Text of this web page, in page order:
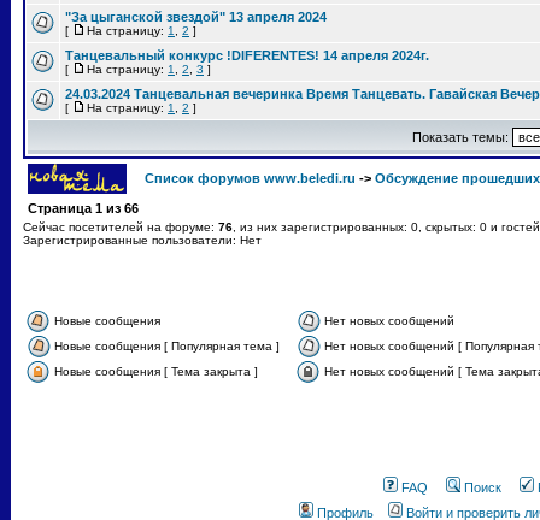
"За цыганской звездой" 13 апреля 2024
[ На страницу: 1 2 ]
Танцевальный конкурс !DIFERENTES! 14 апреля 2024г.
[ На страницу: 1 2 3 ]
24.03.2024 Танцевальная вечеринка Время Танцевать. Гавайская
[ На страницу: 1 2 ]
Показать темы:
Список форумов www.beledi.ru -> Обсуждение
Страница 1 из 66
Сейчас посетителей на форуме: 76 , из них зарегистрированных: 0, скрытых: 0 и
Зарегистрированные пользователи: Нет
Новые сообщения
Нет новых сообщений
Новые сообщения [ Популярная тема ]
Нет новых сообщений [ Популярная
Новые сообщения [ Тема закрыта ]
Нет новых сообщений [ Тема
FAQ Поиск
Профиль
Войти и проверить